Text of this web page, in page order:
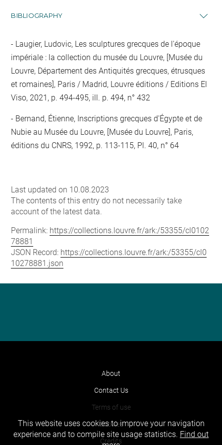
BIBLIOGRAPHY
Laugier, Ludovic, Les sculptures grecques de l'époque
impériale : la collection du musée du Louvre, [Musée du
Louvre, Département des Antiquités grecques, étrusques
et romaines], Paris / Madrid, Louvre éditions / Editions El
Viso, 2021, p. 494-495, ill. p. 494, n° 432
Bernand, Étienne, Inscriptions grecques d'Égypte et de
Nubie au Musée du Louvre, [Musée du Louvre], Paris,
éditions du CNRS, 1992, p. 113-115, Pl. 40, n° 64
Last updated on 10.08.2023
The contents of this entry do not necessarily take
account of the latest data.
Permalink: https://collections.louvre.fr/ark:/53355/cl0102
78881
JSON Record: https://collections.louvre.fr/ark:/53355/cl0
10278881.json
About
Contact Us
Terms of use
Cookies
Credits
This website uses cookies to improve your navigation
experience and to compile site usage statistics. Find out